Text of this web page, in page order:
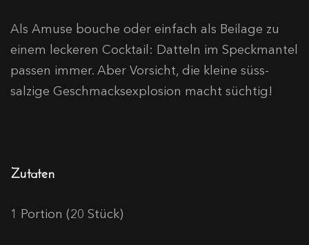
Als Amuse bouche oder einfach als Beilage zu
einem leckeren Cocktail: Datteln im Speckmantel
passen immer. Aber Vorsicht, die kleine süss-
salzige Geschmacksexplosion macht süchtig!
Zutaten
1 Portion (20 Stück)